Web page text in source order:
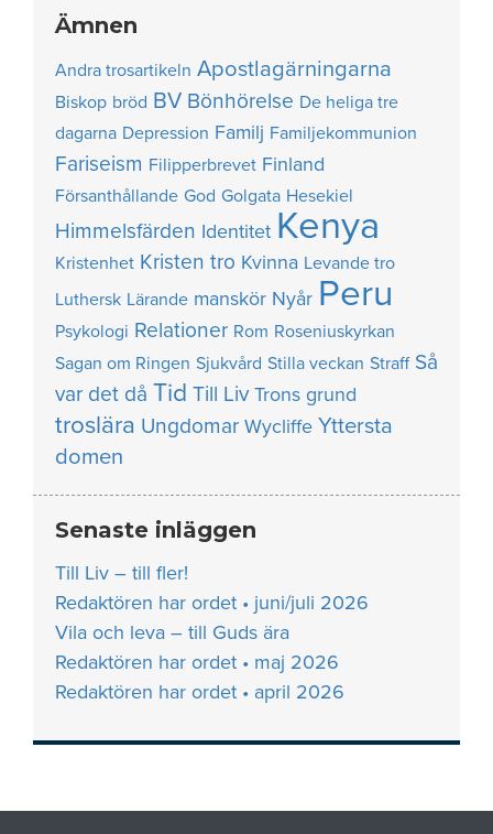
Ämnen
Andra trosartikeln Apostlagärningarna
Biskop bröd BV Bönhörelse De heliga tre
dagarna Depression Familj Familjekommunion
Fariseism Filipperbrevet Finland
Försanthållande God Golgata Hesekiel
Himmelsfärden Identitet Kenya
Kristenhet Kristen tro Kvinna Levande tro
Luthersk Lärande manskör Nyår Peru
Psykologi Relationer Rom Roseniuskyrkan
Sagan om Ringen Sjukvård Stilla veckan Straff Så
var det då Tid Till Liv Trons grund
troslära Ungdomar Wycliffe Yttersta
domen
Senaste inläggen
Till Liv – till fler!
Redaktören har ordet • juni/juli 2026
Vila och leva – till Guds ära
Redaktören har ordet • maj 2026
Redaktören har ordet • april 2026